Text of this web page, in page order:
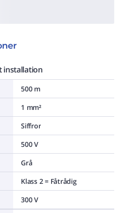
installation
500 m
1 mm²
Siffror
500 V
Grå
Klass 2 = Fåtrådig
300 V